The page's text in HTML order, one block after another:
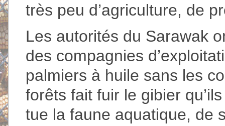
très peu d’agriculture, de
Les autorités du Sarawak
des compagnies
palmiers à huile sans les
forêts fait fuir le gibier
tue la faune aquatique, de